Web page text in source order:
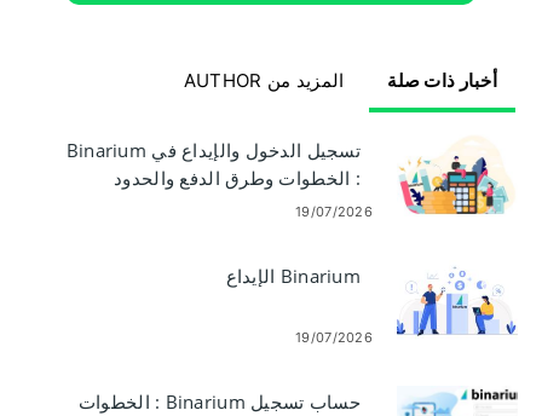
المزيد من AUTHOR أخبار ذات صلة
تسجيل الدخول والإيداع في Binarium
: الخطوات وطرق الدفع والحدود
19/07/2026
Binarium الإيداع
19/07/2026
حساب تسجيل Binarium : الخطوات